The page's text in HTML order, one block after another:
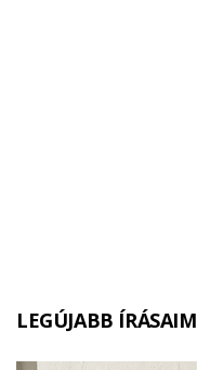
LEGÚJABB ÍRÁSAIM